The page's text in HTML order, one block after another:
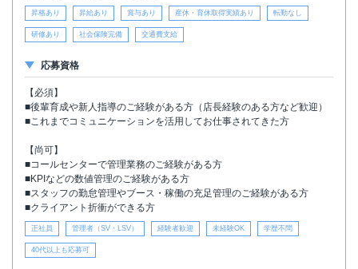
昇格あり 昇給あり 賞与あり 産休・育休取得実績あり 転勤なし
研修あり 社会保険完備 交通費支給
応募資格
【必須】
■後輩育成や新人指導のご経験がある方（店長経験のある方など歓迎）
■これまでコミュニケーションを活用してお仕事されてきた方
【尚可】
■コールセンターで管理業務のご経験がある方
■KPIなどの数値管理のご経験がある方
■スタッフの勤怠管理やブース・稼働の充足管理のご経験がある方
■クライアント折衝ができる方
正社員 管理者（SV・LSV） 経験者歓迎 未経験OK 学歴不問
40代以上も応募可